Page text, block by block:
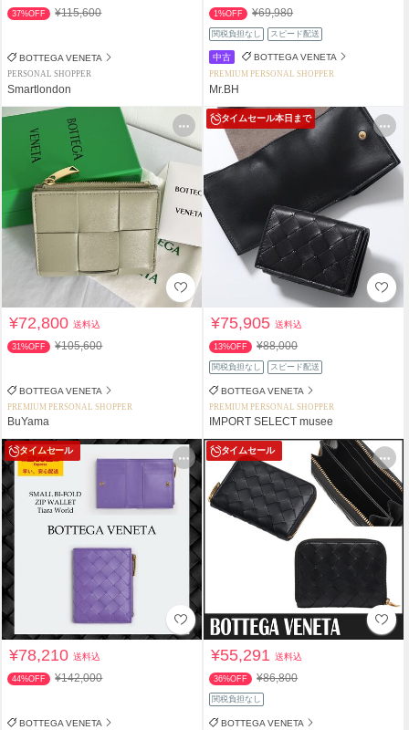
37%OFF ¥115,600
BOTTEGA VENETA
PERSONAL SHOPPER
Smartlondon
1%OFF ¥69,980
関税負担なし スピード配送
中古 BOTTEGA VENETA
PREMIUM PERSONAL SHOPPER
Mr.BH
¥72,800送料込
31%OFF ¥105,600
BOTTEGA VENETA
PREMIUM PERSONAL SHOPPER
BuYama
タイムセール本日まで
¥75,905送料込
13%OFF ¥88,000
関税負担なし スピード配送
BOTTEGA VENETA
PREMIUM PERSONAL SHOPPER
IMPORT SELECT musee
タイムセール
¥78,210送料込
44%OFF ¥142,000
BOTTEGA VENETA
タイムセール
¥55,291送料込
36%OFF ¥86,800
関税負担なし
BOTTEGA VENETA